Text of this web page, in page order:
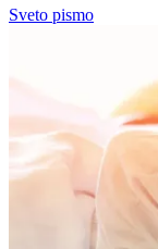
Sveto pismo